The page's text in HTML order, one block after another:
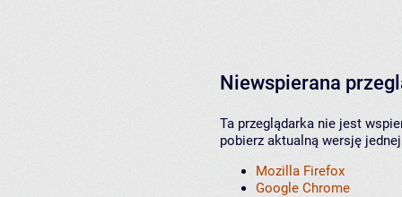
Niewspierana
Ta przeglądarka nie jest
pobierz aktualną wersję
Mozilla Firefox
Google Chrome